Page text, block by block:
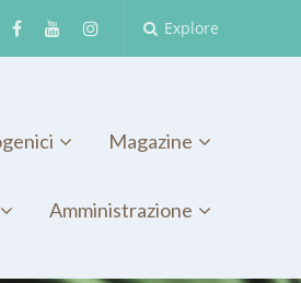
Explore
Magazine
Amministrazione